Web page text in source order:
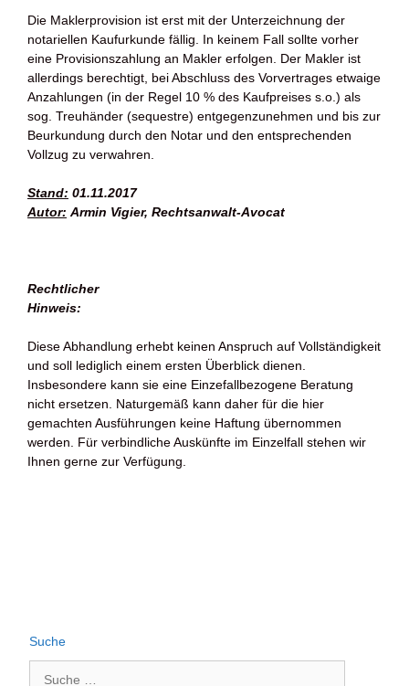
Die Maklerprovision ist erst mit der Unterzeichnung der
notariellen Kaufurkunde fällig. In keinem Fall sollte vorher
eine Provisionszahlung an Makler erfolgen. Der Makler ist
allerdings berechtigt, bei Abschluss des Vorvertrages etwaige
Anzahlungen (in der Regel 10 % des Kaufpreises s.o.) als
sog. Treuhänder (sequestre) entgegenzunehmen und bis zur
Beurkundung durch den Notar und den entsprechenden
Vollzug zu verwahren.
Stand: 01.11.2017
Autor: Armin Vigier, Rechtsanwalt-Avocat
Rechtlicher
Hinweis:
Diese Abhandlung erhebt keinen Anspruch auf Vollständigkeit
und soll lediglich einem ersten Überblick dienen.
Insbesondere kann sie eine Einzefallbezogene Beratung
nicht ersetzen. Naturgemäß kann daher für die hier
gemachten Ausführungen keine Haftung übernommen
werden. Für verbindliche Auskünfte im Einzelfall stehen wir
Ihnen gerne zur Verfügung.
Suche